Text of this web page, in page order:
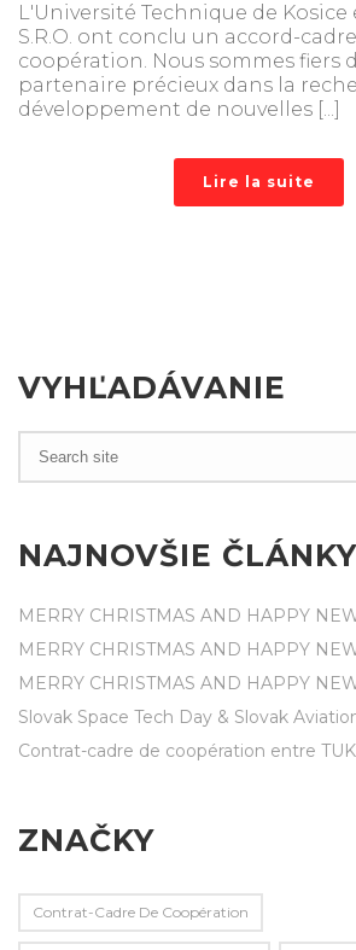
L'Université Technique de Kosice
S.R.O. ont conclu un accord-
coopération. Nous sommes fiers
partenaire précieux dans la
développement de nouvelles [...]
Lire la suite
VYHĽADÁVANIE
NAJNOVŠIE ČLÁNKY
MERRY CHRISTMAS AND HAPPY
MERRY CHRISTMAS AND HAPPY
MERRY CHRISTMAS AND HAPPY
Slovak Space Tech Day & Slovak
Contrat-cadre de coopération entre
ZNAČKY
Contrat-Cadre De Coopération